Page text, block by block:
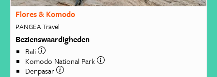
Flores & Komodo
PANGEA Travel
Bezienswaardigheden
Bali
Komodo National Park
Denpasar